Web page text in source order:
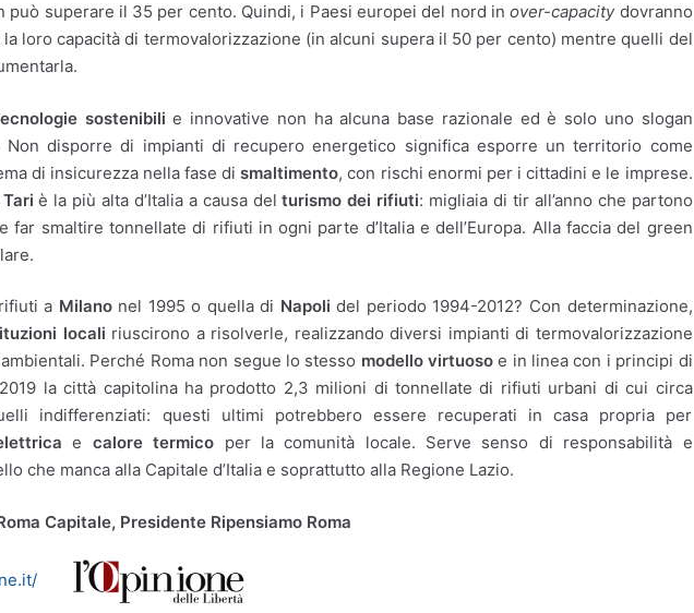
può superare il 35 per cento. Quindi, i Paesi europei del nord inover-capacitydovranno
loro capacità di termovalorizzazione (in alcuni supera il 50 per cento) mentre quelli del
sostenibili e innovative non ha alcuna base razionale ed è solo uno slogan
Non disporre di impianti di recupero energetico significa esporre un territorio come
di insicurezza nella fase di smaltimento, con rischi enormi per i cittadini e le imprese.
Tari è la più alta d’Italia a causa delturismo dei rifiuti: migliaia di tir all’anno che partono
far smaltire tonnellate di rifiuti in ogni parte d’Italia e dell’Europa. Alla faccia del green
a Milanonel 1995 o quella di Napoli del periodo 1994-2012? Con determinazione,
locali riuscirono a risolverle, realizzando diversi impianti di termovalorizzazione
Perché Roma non segue lo stesso modello virtuoso e in linea con i principi di
la città capitolina ha prodotto 2,3 milioni di tonnellate di rifiuti urbani di cui circa
indifferenziati: questi ultimi potrebbero essere recuperati in casa propria per
e calore termico per la comunità locale. Serve senso di responsabilità e
che manca alla Capitale d’Italia e soprattutto alla Regione Lazio.
Capitale, Presidente Ripensiamo Roma